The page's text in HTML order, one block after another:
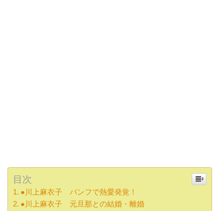
目次
●川上麻衣子 パンフで熱愛発覚！
●川上麻衣子 元旦那との結婚・離婚